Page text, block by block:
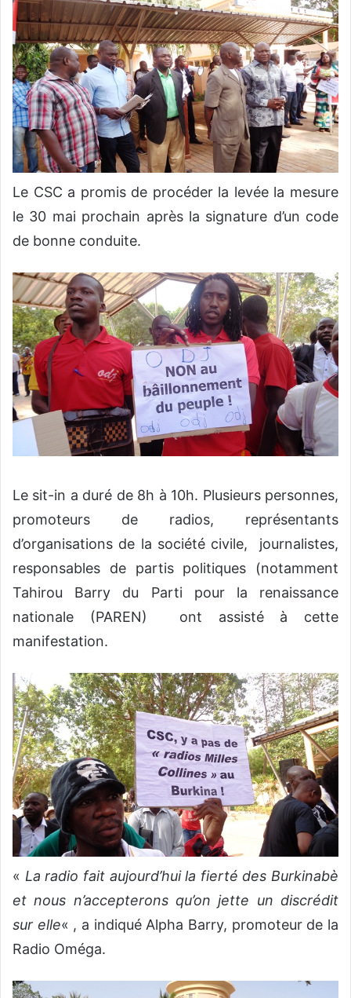
Le CSC a promis de procéder la levée la mesure
le 30 mai prochain après la signature d’un code
de bonne conduite.
Le sit-in a duré de 8h à 10h. Plusieurs personnes,
promoteurs de radios, représentants
d’organisations de la société civile, journalistes,
responsables de partis politiques (notamment
Tahirou Barry du Parti pour la renaissance
nationale (PAREN) ont assisté à cette
manifestation.
« La radio fait aujourd’hui la fierté des Burkinabè
et nous n’accepterons qu’on jette un discrédit
sur elle« , a indiqué Alpha Barry, promoteur de la
Radio Oméga.